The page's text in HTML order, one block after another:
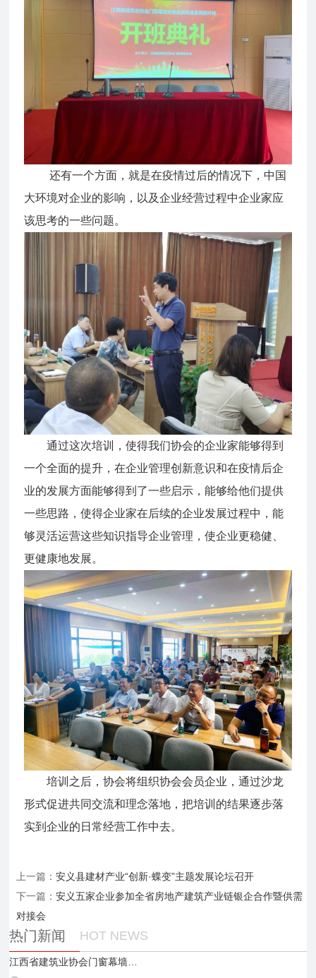
还有一个方面，就是在疫情过后的情况下，中国
大环境对企业的影响，以及企业经营过程中企业家应
该思考的一些问题。
通过这次培训，使得我们协会的企业家能够得到
一个全面的提升，在企业管理创新意识和在疫情后企
业的发展方面能够得到了一些启示，能够给他们提供
一些思路，使得企业家在后续的企业发展过程中，能
够灵活运营这些知识指导企业管理，使企业更稳健、
更健康地发展。
培训之后，协会将组织协会会员企业，通过沙龙
形式促进共同交流和理念落地，把培训的结果逐步落
实到企业的日常经营工作中去。
上一篇：安义县建材产业“创新·蝶变”主题发展论坛召开
下一篇：安义五家企业参加全省房地产建筑产业链银企合作暨供需
对接会
热门新闻 HOT NEWS